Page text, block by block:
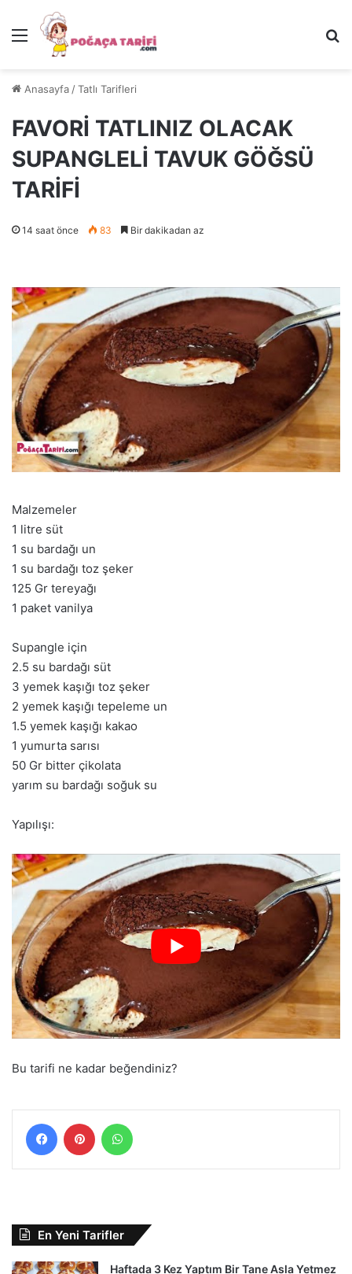
Menü
Anasayfa /Tatlı Tarifleri
FAVORİ TATLINIZ OLACAK
SUPANGLELİ TAVUK GÖĞSÜ
TARİFİ
14 saat önce 83 Bir dakikadan az
Malzemeler
1 litre süt
1 su bardağı un
1 su bardağı toz şeker
125 Gr tereyağı
1 paket vanilya
Supangle için
2.5 su bardağı süt
3 yemek kaşığı toz şeker
2 yemek kaşığı tepeleme un
1.5 yemek kaşığı kakao
1 yumurta sarısı
50 Gr bitter çikolata
yarım su bardağı soğuk su
Yapılışı:
Bu tarifi ne kadar beğendiniz?
FacebookPinterest
En Yeni Tarifler
Haftada 3 Kez Yaptım Bir Tane Asla Yetmez